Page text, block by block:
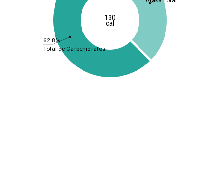
62.8%
Total de Carbohidratos
130
cal